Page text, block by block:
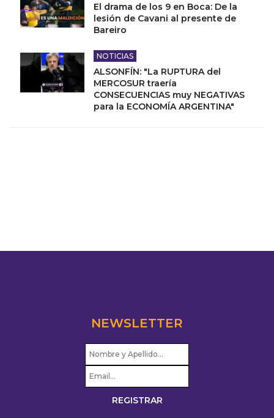
El drama de los 9 en Boca: De la
lesión de Cavani al presente de
Bareiro
NOTICIAS
ALSONFÍN: "La RUPTURA del
MERCOSUR traería
CONSECUENCIAS muy NEGATIVAS
para la ECONOMÍA ARGENTINA"
NEWSLETTER